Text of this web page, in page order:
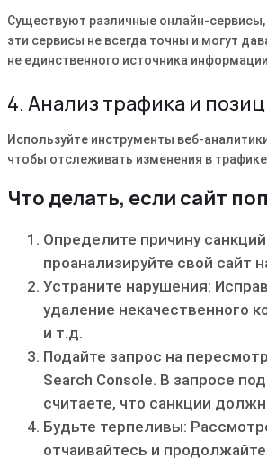
Существуют различные онлайн-
эти сервисы не всегда точны и могут
не единственного источника
4. Анализ трафика и
Используйте инструменты веб-
чтобы отслеживать изменения в
Что делать, если сайт
Определите причину
проанализируйте свой сайт
Устраните нарушения:
удаление некачественного
и т.д.
Подайте запрос на
Search Console. В запросе
считаете, что санкции
Будьте терпеливы:
отчаивайтесь и